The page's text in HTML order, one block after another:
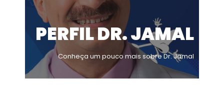
PERFIL DR. JAMAL
Conheça um pouco mais sobre Dr. Jamal